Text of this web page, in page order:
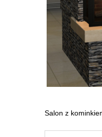
Salon z